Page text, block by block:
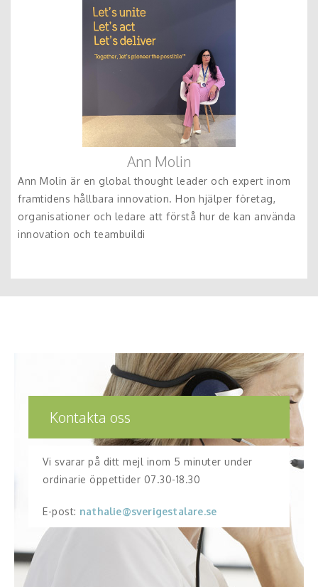
Ann Molin
Ann Molin är en global thought leader och expert inom
framtidens hållbara innovation. Hon hjälper företag,
organisationer och ledare att förstå hur de kan använda
innovation och teambuildi
Kontakta oss
Vi svarar på ditt mejl inom 5 minuter under
ordinarie öppettider 07.30-18.30
E-post: nathalie@sverigestalare.se